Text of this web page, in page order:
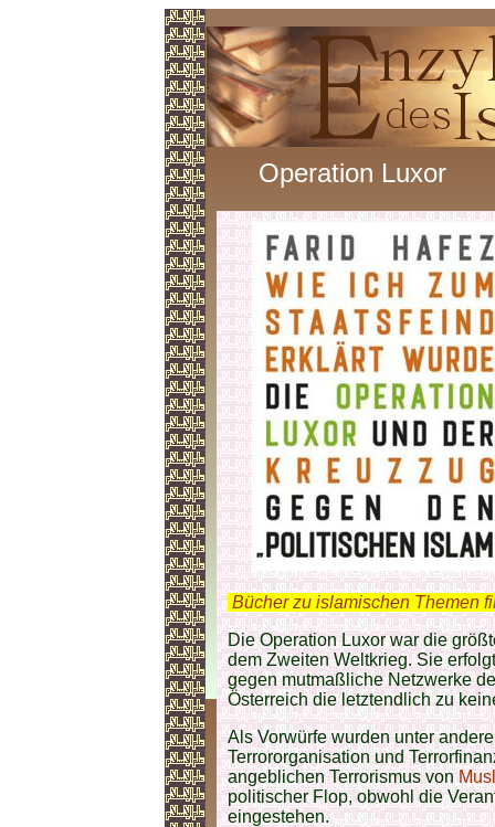
Operation Luxor
Bücher zu islamischen Themen
Die Operation Luxor war die
dem Zweiten Weltkrieg. Sie
gegen mutmaßliche Netzwerke
Österreich die letztendlich zu
Als Vorwürfe wurden unter
Terrororganisation und
angeblichen Terrorismus von
politischer Flop, obwohl die
eingestehen.